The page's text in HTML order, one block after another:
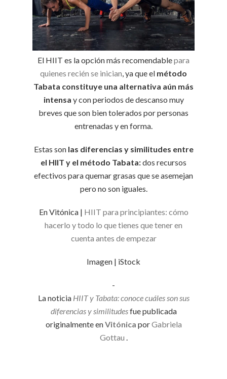
El HIIT es la opción más recomendablepara
quienes recién se inician, ya que el método
Tabata constituye una alternativa aún más
intensa y con periodos de descanso muy
breves que son bien tolerados por personas
entrenadas y en forma.
Estas son las diferencias y similitudes entre
el HIIT y el método Tabata:dos recursos
efectivos para quemar grasas que se asemejan
pero no son iguales.
En Vitónica | HIIT para principiantes: cómo
hacerlo y todo lo que tienes que tener en
cuenta antes de empezar
Imagen | iStock
-
La noticia HIIT y Tabata: conoce cuáles son sus
diferencias y similitudesfue publicada
originalmente enVitónica porGabriela
Gottau .